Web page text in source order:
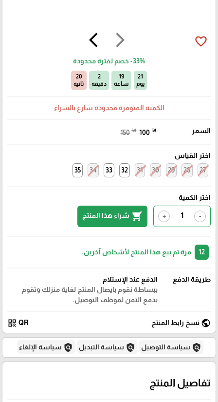
arrow_forward_ios
arrow_back_ios favorite_border
-33% خصم لفترة محدودة
21
يوم
19
ساعة
2
دقيقة
19
ثانية
الكمية المتوفرة محدودة سارع بالشراء
السعر 150 ₪ 100 ₪
اختر القياس
27
28
29
30
31
32
33
34
35
اختر الكمية
-
+
shopping_cart شراء هذا المنتج
مرة تم بيع هذا المنتج لأشخاص آخرين.
طريقة الدفع
الدفع عند الإستلام
ببساطة نقوم بايصال المنتج لغاية منزلك وتقوم
بدفع الثمن لموظف التوصيل.
public نسخ رابط المنتج QR
qr_code
policy سياسة التوصيل policy سياسة التبديل policy سياسة الإلغاء
تفاصيل المنتج